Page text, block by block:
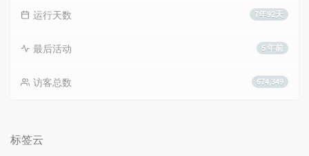
7年92天
运行天数
5 年前
最后活动
674,349
访客总数
标签云